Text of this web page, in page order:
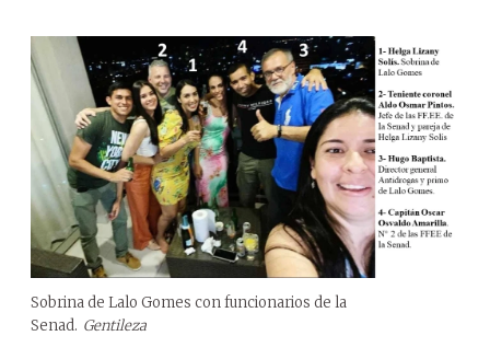
Sobrina de Lalo Gomes con funcionarios de la
Senad. Gentileza